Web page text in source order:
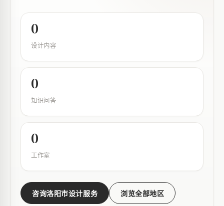
0
设计内容
0
知识问答
0
工作室
咨询洛阳市设计服务 浏览全部地区